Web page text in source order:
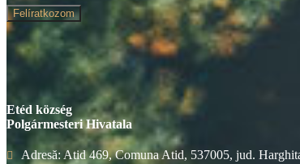
Felíratkozom
Etéd község
Polgármesteri Hivatala
Adresă: Atid 469, Comuna Atid, 537005, jud.